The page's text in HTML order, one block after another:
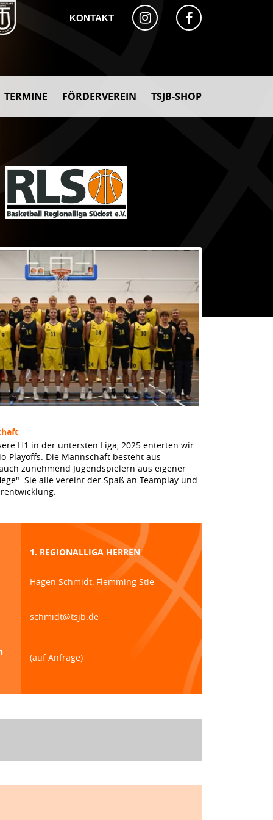
KONTAKT
TERMINE FÖRDERVEREIN TSJB-SHOP
H1 in der untersten Liga, 2025 enterten wir
Playoffs. Die Mannschaft besteht aus
zunehmend Jugendspielern aus eigener
Sie alle vereint der Spaß an Teamplay und
1. REGIONALLIGA HERREN
Hagen Schmidt, Flemming Stie
schmidt@tsjb.de
(auf Anfrage)